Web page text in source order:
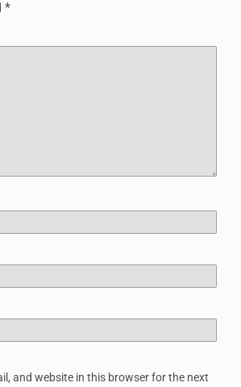
*
and website in this browser for the next